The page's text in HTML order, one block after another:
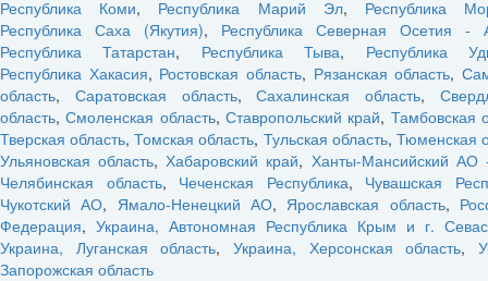
Республика Коми, Республика Марий Эл, Республика
Республика Саха (Якутия), Республика Северная Осетия -
Республика Татарстан, Республика Тыва, Республика
Республика Хакасия, Ростовская область, Рязанская область,
область, Саратовская область,Сахалинская область,
область,Смоленская область,Ставропольский край, Тамбовская
Тверская область,Томская область, Тульская область, Тюменская
Ульяновская область,Хабаровский край, Ханты-Мансийский
Челябинская область, Чеченская Республика, Чувашская
Чукотский АО, Ямало-Ненецкий АО, Ярославская область,
Федерация, Украина, Автономная Республика Крым и г.
Украина, Луганская область,Украина, Херсонская область,
Запорожская область